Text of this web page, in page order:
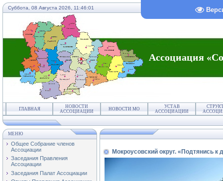
Суббота, 08 Августа 2026, 11:46:01
Ассоциация
ГЛАВНАЯ
НОВОСТИ
АССОЦИАЦИИ
НОВОСТИ МО
УСТАВ
АССОЦИАЦИИ
МЕНЮ
Общее Собрание членов
Ассоциации
Заседания Правления
Ассоциации
Заседания Палат Ассоциации
Мокроусовский округ. «Подтянись